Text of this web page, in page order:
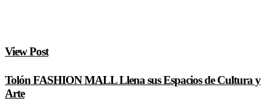
View Post
Tolón FASHION MALL Llena sus Espacios de Cultura y
Arte